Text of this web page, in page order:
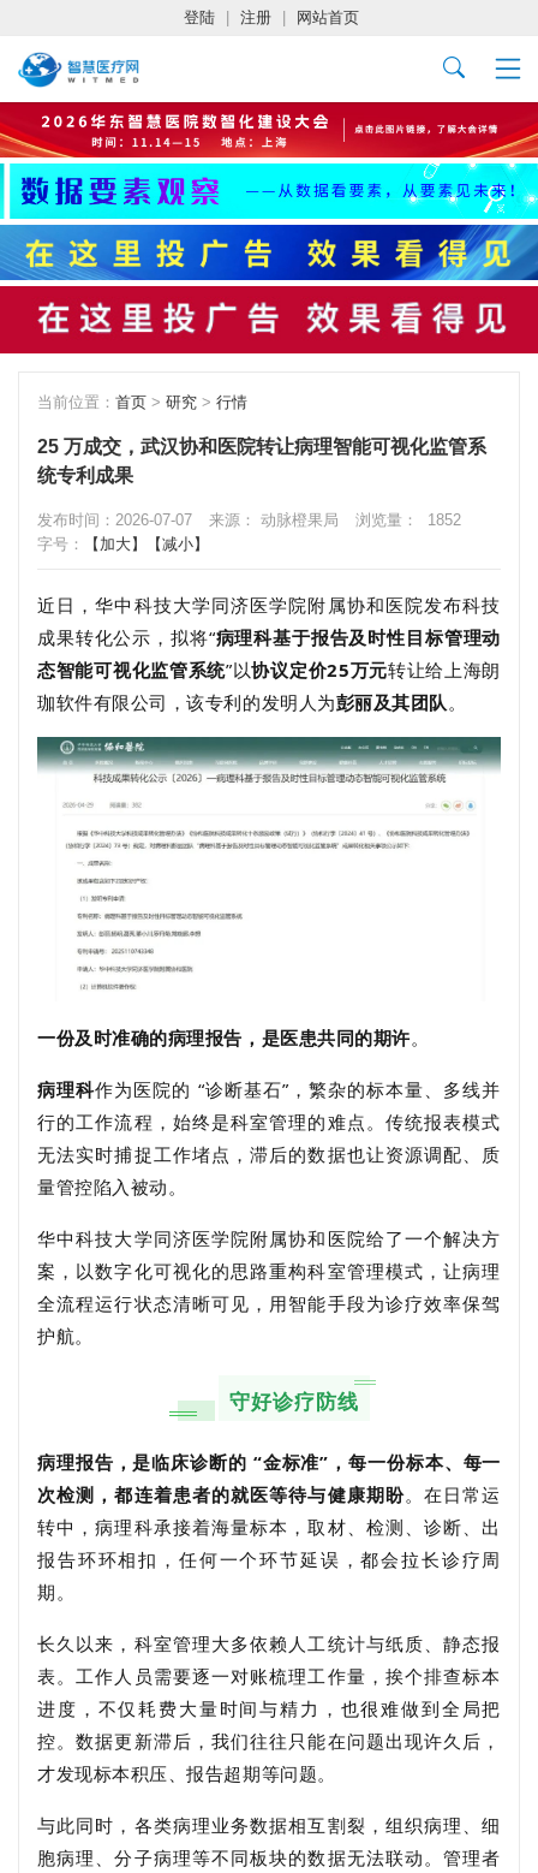
登陆 注册 网站首页
当前位置： 首页 > 研究 > 行情
25 万成交，武汉协和医院转让病理智能可视化监管系
统专利成果
发布时间：2026-07-07 来源： 动脉橙果局 浏览量：
1852
字号：
【加大】 【减小】
近日，华中科技大学同济医学院附属协和医院发布科技
成果转化公示，拟将“病理科基于报告及时性目标管理动
态智能可视化监管系统”以协议定价25万元转让给上海朗
珈软件有限公司，该专利的发明人为彭丽及其团队 。
一份及时准确的病理报告，是医患共同的期许。
病理科作为医院的 “诊断基石”，繁杂的标本量、多线并
行的工作流程，始终是科室管理的难点。传统报表模式
无法实时捕捉工作堵点，滞后的数据也让资源调配、质
量管控陷入被动。
华中科技大学同济医学院附属协和医院给了一个解决方
案，以数字化可视化的思路重构科室管理模式，让病理
全流程运行状态清晰可见，用智能手段为诊疗效率保驾
护航。
守好诊疗防线
病理报告，是临床诊断的 “金标准”，每一份标本、每一
次检测，都连着患者的就医等待与健康期盼。在日常运
转中，病理科承接着海量标本，取材、检测、诊断、出
报告环环相扣，任何一个环节延误，都会拉长诊疗周
期。
长久以来，科室管理大多依赖人工统计与纸质、静态报
表。工作人员需要逐一对账梳理工作量，挨个排查标本
进度，不仅耗费大量时间与精力，也很难做到全局把
控。数据更新滞后，我们往往只能在问题出现许久后，
才发现标本积压、报告超期等问题。
与此同时，各类病理业务数据相互割裂，组织病理、细
胞病理、分子病理等不同板块的数据无法联动。管理者